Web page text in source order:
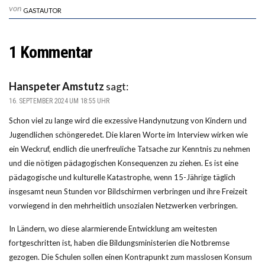
von GASTAUTOR
1 Kommentar
Hanspeter Amstutz sagt:
16. SEPTEMBER 2024 UM 18:55 UHR
Schon viel zu lange wird die exzessive Handynutzung von Kindern und
Jugendlichen schöngeredet. Die klaren Worte im Interview wirken wie
ein Weckruf, endlich die unerfreuliche Tatsache zur Kenntnis zu nehmen
und die nötigen pädagogischen Konsequenzen zu ziehen. Es ist eine
pädagogische und kulturelle Katastrophe, wenn 15-Jährige täglich
insgesamt neun Stunden vor Bildschirmen verbringen und ihre Freizeit
vorwiegend in den mehrheitlich unsozialen Netzwerken verbringen.
In Ländern, wo diese alarmierende Entwicklung am weitesten
fortgeschritten ist, haben die Bildungsministerien die Notbremse
gezogen. Die Schulen sollen einen Kontrapunkt zum masslosen Konsum